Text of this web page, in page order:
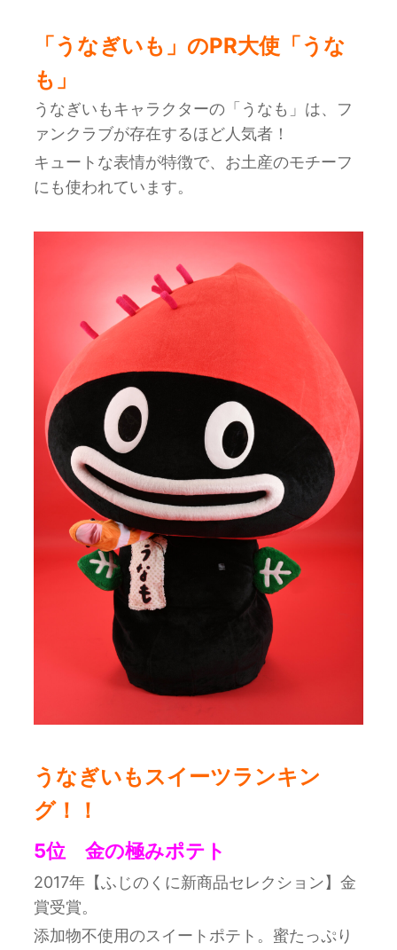
「うなぎいも」のPR大使「うな
も」
うなぎいもキャラクターの「うなも」は、フ
ァンクラブが存在するほど人気者！
キュートな表情が特徴で、お土産のモチーフ
にも使われています。
うなぎいもスイーツランキン
グ！！
5位 金の極みポテト
2017年【ふじのくに新商品セレクション】金
賞受賞。
添加物不使用のスイートポテト。蜜たっぷり